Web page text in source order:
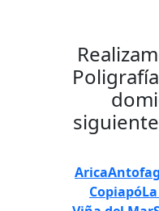
Arica
Copiapó